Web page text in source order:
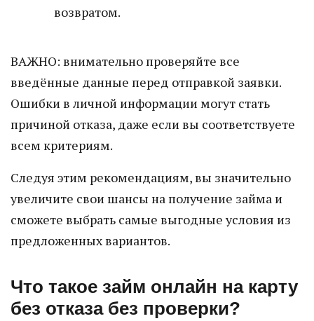
возвратом.
ВАЖНО: внимательно проверяйте все
введённые данные перед отправкой заявки.
Ошибки в личной информации могут стать
причиной отказа, даже если вы соответствуете
всем критериям.
Следуя этим рекомендациям, вы значительно
увеличите свои шансы на получение займа и
сможете выбрать самые выгодные условия из
предложенных вариантов.
Что такое займ онлайн на карту
без отказа без проверки?